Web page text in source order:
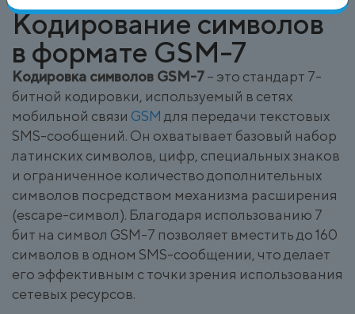
Кодирование символов
в формате GSM-7
Кодировка символов GSM-7– это стандарт 7-
битной кодировки, используемый в сетях
мобильной связи GSM для передачи текстовых
SMS-сообщений. Он охватывает базовый набор
латинских символов, цифр, специальных знаков
и ограниченное количество дополнительных
символов посредством механизма расширения
(escape-символ). Благодаря использованию 7
бит на символ GSM-7 позволяет вместить до 160
символов в одном SMS-сообщении, что делает
его эффективным с точки зрения использования
сетевых ресурсов.